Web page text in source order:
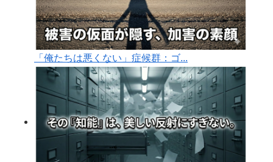
「俺たちは悪くない」症候群：ゴ...